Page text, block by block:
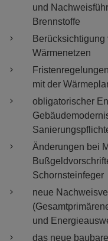
und
Brennstoffe
Berücksichtigung
Wärmenetzen
mit der
obligatorischer
Änderungen bei
Schornsteinfeger
neue
und
das neue